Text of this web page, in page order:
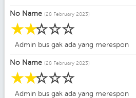
No Name (28 February 2023)
☆
☆
☆
☆
☆
Admin bus gak ada yang merespon
No Name (28 February 2023)
☆
☆
☆
☆
☆
Admin bus gak ada yang merespon